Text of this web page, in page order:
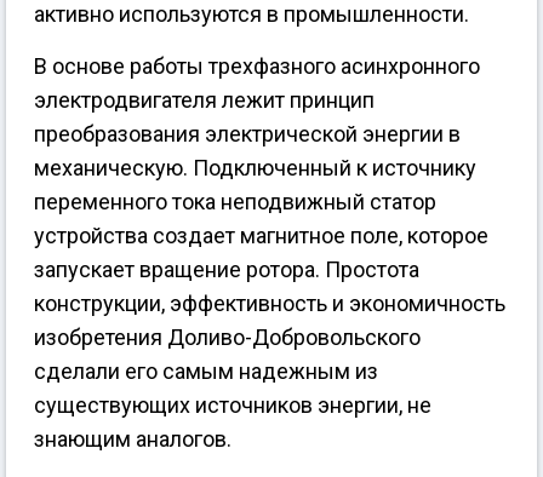
активно используются в промышленности.
В основе работы трехфазного асинхронного
электродвигателя лежит принцип
преобразования электрической энергии в
механическую. Подключенный к источнику
переменного тока неподвижный статор
устройства создает магнитное поле, которое
запускает вращение ротора. Простота
конструкции, эффективность и экономичность
изобретения Доливо-Добровольского
сделали его самым надежным из
существующих источников энергии, не
знающим аналогов.